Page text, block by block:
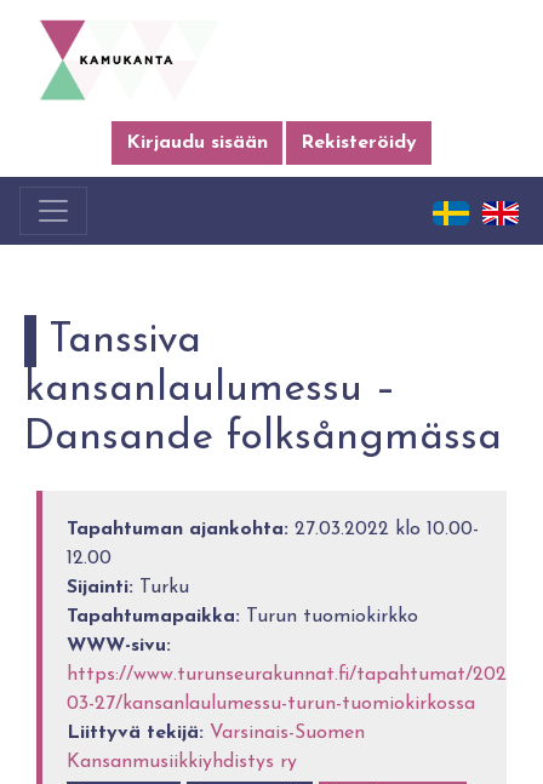
Kirjaudu sisään Rekisteröidy
Tanssiva
kansanlaulumessu –
Dansande folksångmässa
Tapahtuman ajankohta: 27.03.2022 klo 10.00-
12.00
Sijainti: Turku
Tapahtumapaikka: Turun tuomiokirkko
WWW-sivu:
https://www.turunseurakunnat.fi/tapahtumat/2022-
03-27/kansanlaulumessu-turun-tuomiokirkossa
Liittyvä tekijä: Varsinais-Suomen
Kansanmusiikkiyhdistys ry